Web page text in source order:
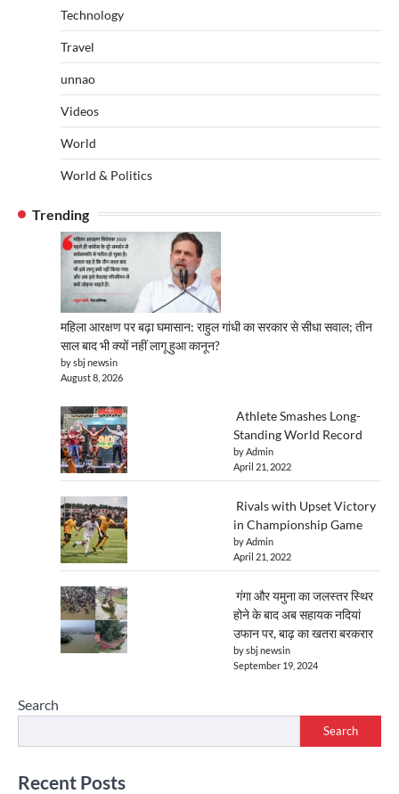
Technology
Travel
unnao
Videos
World
World & Politics
Trending
महिला आरक्षण पर बढ़ा घमासान: राहुल गांधी का सरकार से सीधा सवाल; तीन
साल बाद भी क्यों नहीं लागू हुआ कानून?
by sbj newsin
August 8, 2026
Athlete Smashes Long-
Standing World Record
by Admin
April 21, 2022
Rivals with Upset Victory
in Championship Game
by Admin
April 21, 2022
गंगा और यमुना का जलस्तर स्थिर
होने के बाद अब सहायक नदियां
उफान पर, बाढ़ का खतरा बरकरार
by sbj newsin
September 19, 2024
Search
Search
Recent Posts